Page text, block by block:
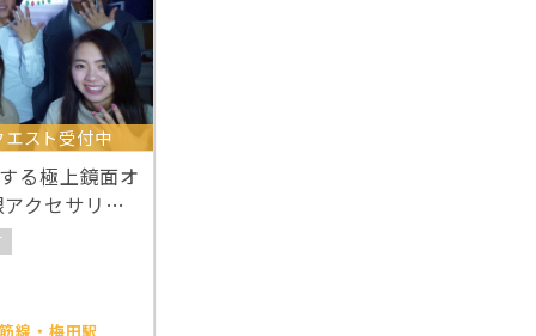
スト受付中
る極上鏡面オ
クセサリー
線・梅田駅